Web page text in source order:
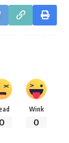
0
Wink
0